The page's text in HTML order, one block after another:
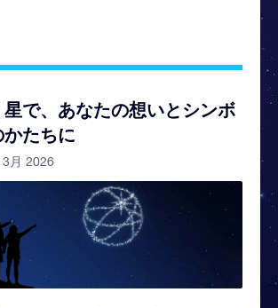
で、あなたの想いとシンボ
たちに
3月 2026